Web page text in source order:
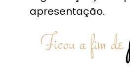
apresentação.
Ficou a fim de